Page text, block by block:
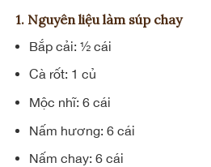
1. Nguyên liệu làm súp chay
Bắp cải: ½ cái
Cà rốt: 1 củ
Mộc nhĩ: 6 cái
Nấm hương: 6 cái
Nấm chay: 6 cái